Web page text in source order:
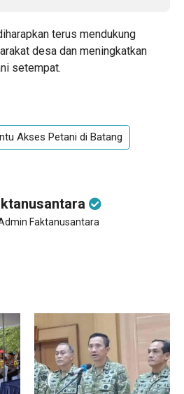
terus mendukung
desa dan meningkatkan
setempat.
Akses Petani di Batang
Faktanusantara